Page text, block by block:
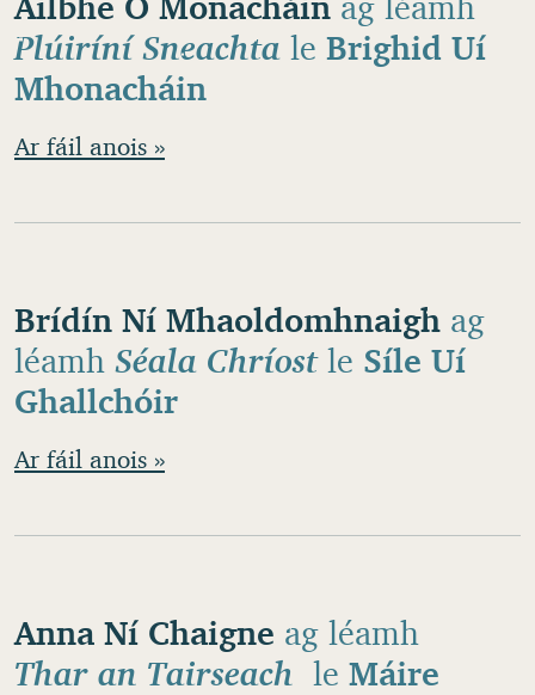
Plúiríní Sneachta le Brighid Uí
Mhonacháin
Ar fáil anois »
Brídín Ní Mhaoldomhnaigh ag
léamh Séala Chríost le Síle Uí
Ghallchóir
Ar fáil anois »
Anna Ní Chaigne ag léamh
Thar an Tairseach le Máire